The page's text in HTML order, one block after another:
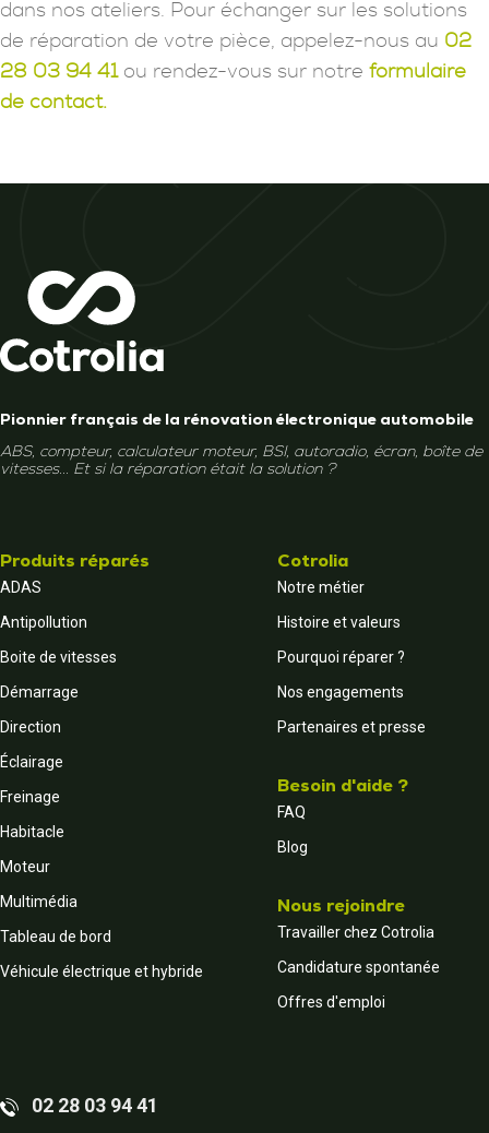
dans nos ateliers. Pour échanger sur les solutions
de réparation de votre pièce, appelez-nous au 02
28 03 94 41ou rendez-vous sur notre formulaire
de contact.
Pionnier français de la rénovation électronique automobile
ABS, compteur, calculateur moteur, BSI, autoradio, écran, boîte de
vitesses... Et si la réparation était la solution ?
Produits réparés
ADAS
Antipollution
Boite de vitesses
Démarrage
Direction
Éclairage
Freinage
Habitacle
Moteur
Multimédia
Tableau de bord
Véhicule électrique et hybride
Cotrolia
Notre métier
Histoire et valeurs
Pourquoi réparer ?
Nos engagements
Partenaires et presse
Besoin d'aide ?
FAQ
Blog
Nous rejoindre
Travailler chez Cotrolia
Candidature spontanée
Offres d'emploi
02 28 03 94 41